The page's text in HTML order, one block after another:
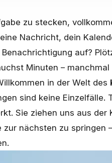
zu stecken,
Nachricht, dein
auf?
Minuten – manchmal
in der Welt des
sind keine Einzelfälle.
Sie ziehen uns aus der
nächsten zu springen